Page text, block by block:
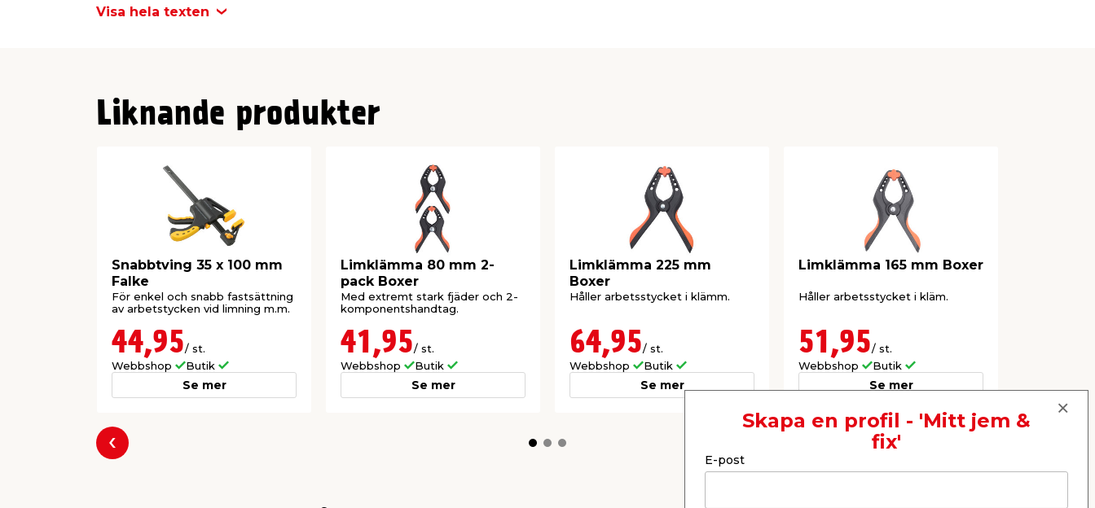
ger dig flexibilitet oavsett om du arbetar med små eller något
Visa hela texten
Liknande produkter
Snabbtving 35 x 100 mm
Falke
För enkel och snabb fastsättning
av arbetstycken vid limning m.m.
44,95/ st.
Webbshop
Butik
Se mer
Limklämma 80 mm 2-
pack Boxer
Med extremt stark fjäder och 2-
komponentshandtag.
41,95/ st.
Webbshop
Butik
Se mer
Limklämma 225 mm
Boxer
Håller arbetsstycket i klämm.
64,95/ st.
Webbshop
Butik
Se mer
Limklämma 165 mm Boxer
Håller arbetsstycket i kläm.
51,95/ st.
Webbshop
Butik
Se mer
Föregående
Skapa en profil - 'Mitt jem &
fix'
E-post